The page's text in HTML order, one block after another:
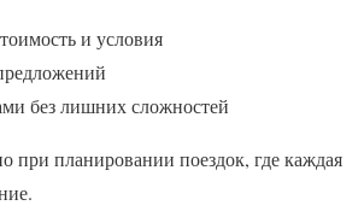
и условия
без лишних сложностей
при планировании поездок, где каждая